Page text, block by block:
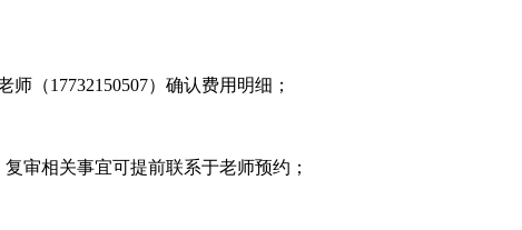
（17732150507）确认费用明细；
审相关事宜可提前联系于老师预约；